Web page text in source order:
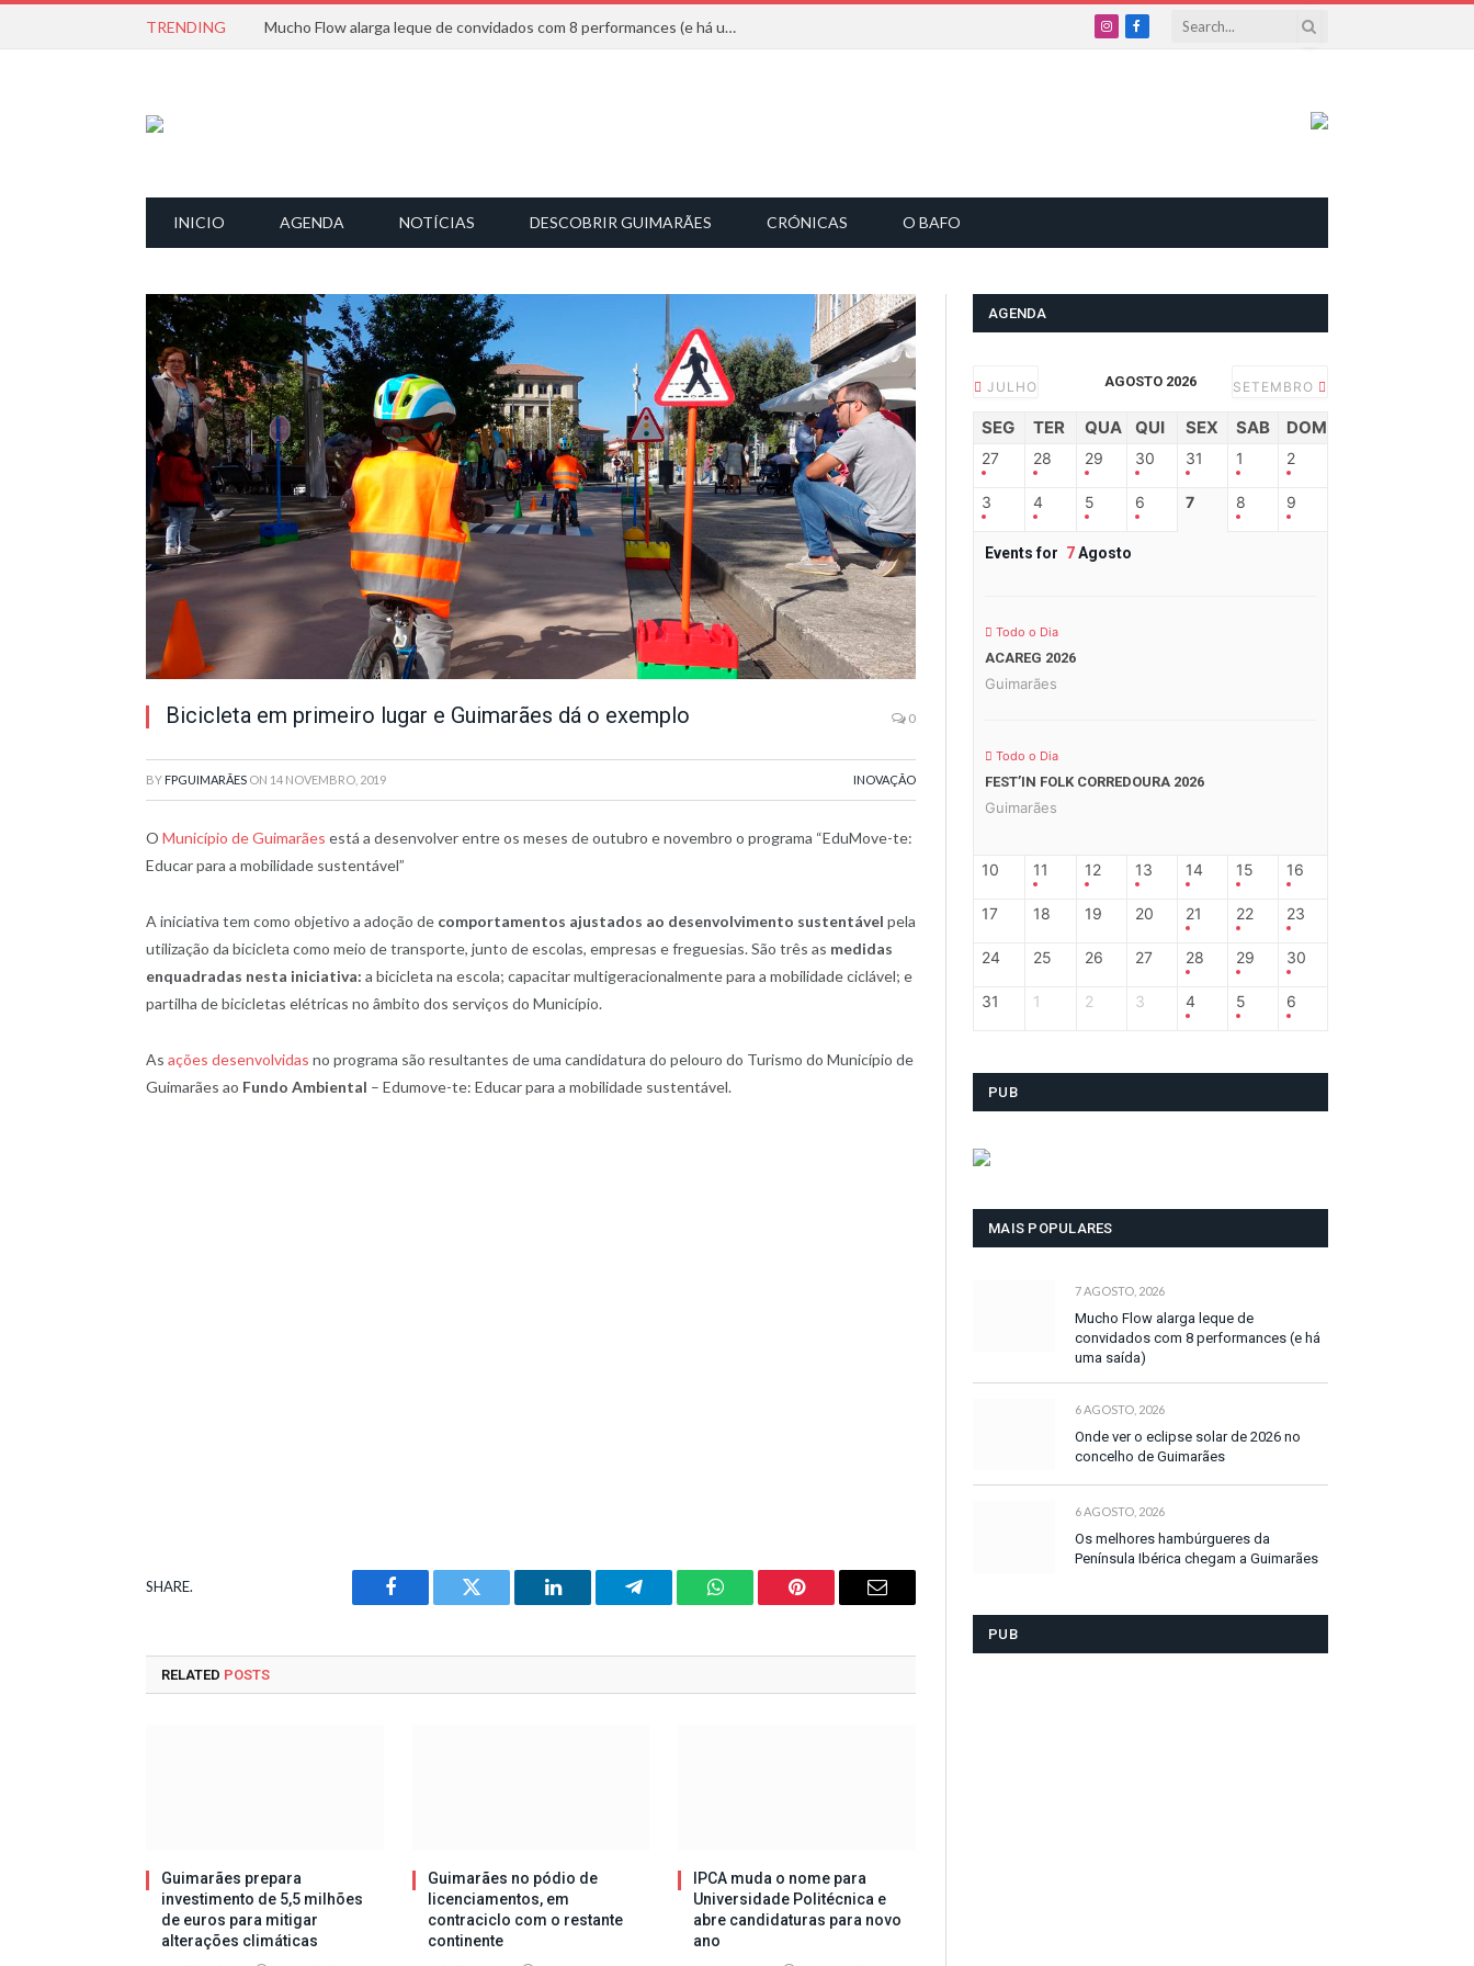
TRENDING Mucho Flow alarga leque de convidados com 8 performances (e há uma saída)
InstagramFacebook
INICIO AGENDA NOTÍCIAS DESCOBRIR GUIMARÃES CRÓNICAS O BAFO
Bicicleta em primeiro lugar e Guimarães dá o exemplo 0
BY FPGUIMARÃES ON 14 NOVEMBRO, 2019 INOVAÇÃO
O Município de Guimarães está a desenvolver entre os meses de outubro e novembro o programa “EduMove-te:
Educar para a mobilidade sustentável”
A iniciativa tem como objetivo a adoção de comportamentos ajustados ao desenvolvimento sustentável pela
utilização da bicicleta como meio de transporte, junto de escolas, empresas e freguesias. São três as medidas
enquadradas nesta iniciativa: a bicicleta na escola; capacitar multigeracionalmente para a mobilidade ciclável; e
partilha de bicicletas elétricas no âmbito dos serviços do Município.
As ações desenvolvidas no programa são resultantes de uma candidatura do pelouro do Turismo do Município de
Guimarães ao Fundo Ambiental – Edumove-te: Educar para a mobilidade sustentável.
SHARE.
Facebook Twitter LinkedIn Telegram WhatsAppPinterest Email
RELATED POSTS
Guimarães prepara
investimento de 5,5 milhões
de euros para mitigar
alterações climáticas
Guimarães no pódio de
licenciamentos, em
contraciclo com o restante
continente
IPCA muda o nome para
Universidade Politécnica e
abre candidaturas para novo
ano
AGENDA
JULHO AGOSTO 2026 SETEMBRO
SEG TER QUA QUI SEX SAB DOM
27 28 29 30 31 1 2
3 4 5 6 7 8 9
Events for 7Agosto
Todo o Dia
ACAREG 2026
Guimarães
Todo o Dia
FEST’IN FOLK CORREDOURA 2026
Guimarães
10 11 12 13 14 15 16
17 18 19 20 21 22 23
24 25 26 27 28 29 30
31 1 2 3 4 5 6
PUB
MAIS POPULARES
7 AGOSTO, 2026
Mucho Flow alarga leque de
convidados com 8 performances (e há
uma saída)
6 AGOSTO, 2026
Onde ver o eclipse solar de 2026 no
concelho de Guimarães
6 AGOSTO, 2026
Os melhores hambúrgueres da
Península Ibérica chegam a Guimarães
PUB